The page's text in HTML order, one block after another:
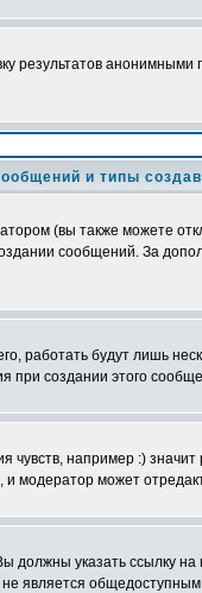
результатов
и типы
(вы также можете
сообщений. За
работать будут лишь
при создании этого
например :)
модератор может
указать ссылку
является